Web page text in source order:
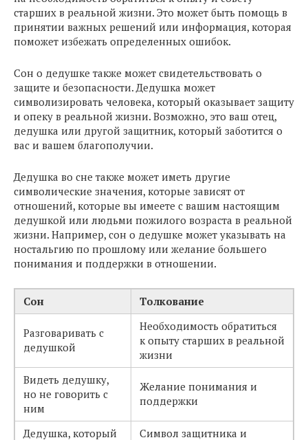
старших в реальной жизни. Это может быть помощь в
принятии важных решений или информация, которая
поможет избежать определенных ошибок.
Сон о дедушке также может свидетельствовать о
защите и безопасности. Дедушка может
символизировать человека, который оказывает защиту
и опеку в реальной жизни. Возможно, это ваш отец,
дедушка или другой защитник, который заботится о
вас и вашем благополучии.
Дедушка во сне также может иметь другие
символические значения, которые зависят от
отношений, которые вы имеете с вашим настоящим
дедушкой или людьми пожилого возраста в реальной
жизни. Например, сон о дедушке может указывать на
ностальгию по прошлому или желание большего
понимания и поддержки в отношении.
Сон Толкование
Разговаривать с
дедушкой
Необходимость обратиться
к опыту старших в реальной
жизни
Видеть дедушку,
но не говорить с
ним
Желание понимания и
поддержки
Дедушка, который Символ защитника и